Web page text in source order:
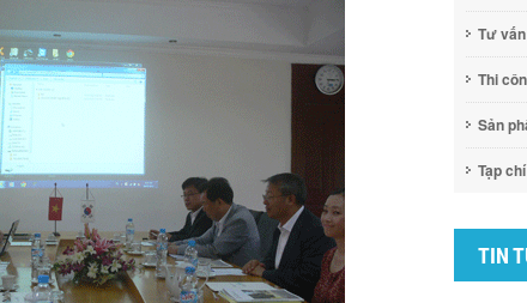
Tư vấn
Thi
Sản
Tạp chí
TIN